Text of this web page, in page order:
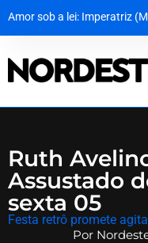
Ruth
Assustado
sexta 05
Festa retrô promete
Por